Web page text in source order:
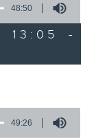
生)
48:50
13:05 -
49:26